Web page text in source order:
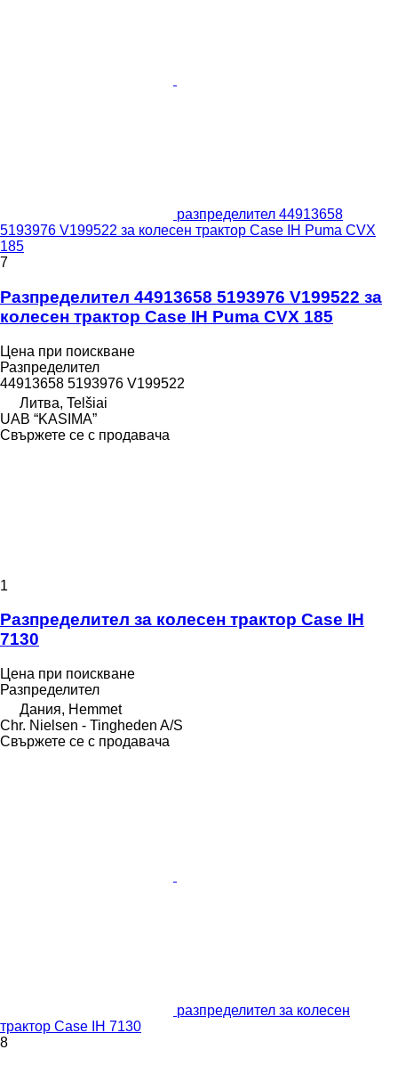
разпределител 44913658
5193976 V199522 за колесен трактор Case IH Puma CVX
185
7
Разпределител 44913658 5193976 V199522 за
колесен трактор Case IH Puma CVX 185
Цена при поискване
Разпределител
44913658 5193976 V199522
Литва, Telšiai
UAB “KASIMA”
Свържете се с продавача
1
Разпределител за колесен трактор Case IH
7130
Цена при поискване
Разпределител
Дания, Hemmet
Chr. Nielsen - Tingheden A/S
Свържете се с продавача
разпределител за колесен
трактор Case IH 7130
8